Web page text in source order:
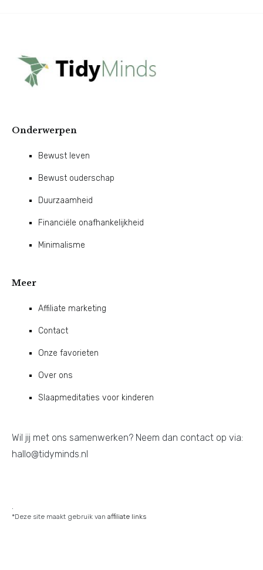
Onderwerpen
Bewust leven
Bewust ouderschap
Duurzaamheid
Financiële onafhankelijkheid
Minimalisme
Meer
Affiliate marketing
Contact
Onze favorieten
Over ons
Slaapmeditaties voor kinderen
Wil jij met ons samenwerken? Neem dan contact op via:
hallo@tidyminds.nl
*Deze site maakt gebruik van affiliate links
.